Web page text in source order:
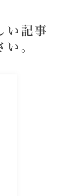
い記事
。